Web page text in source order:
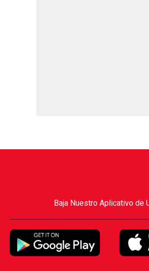
Baja Nuestro Aplicativo de